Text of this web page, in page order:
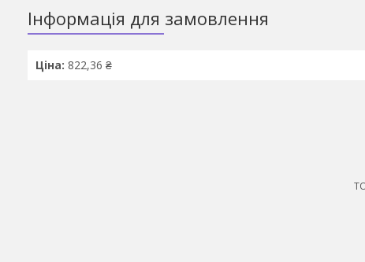
Інформація для замовлення
Ціна: 822,36 ₴